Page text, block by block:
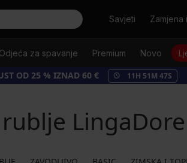
TražitiSavjeti Zamjena
Odjeća za spavanje Premium Novo
OD 25 % IZNAD 60 € 11H 51M 46S
LingaDore